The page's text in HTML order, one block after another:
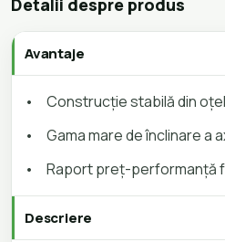
Detalii despre produs
Avantaje
•
Construcție stabilă din
•
Gama mare de înclinare a
•
Raport preț-performanță
Descriere